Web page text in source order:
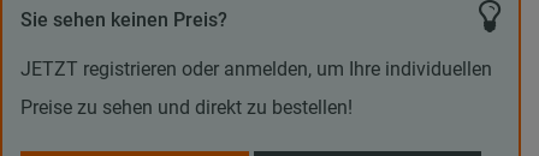
Sie sehen keinen Preis?
JETZT registrieren oder anmelden, um Ihre individuellen
Preise zu sehen und direkt zu bestellen!